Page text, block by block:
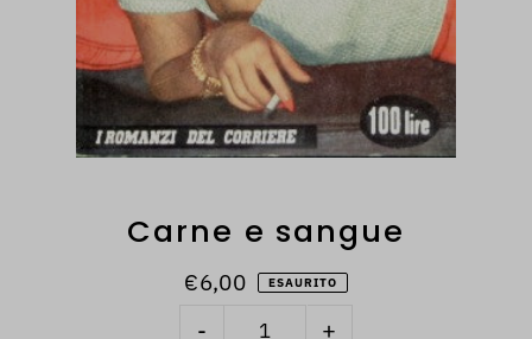
Carne e sangue
€6,00 ESAURITO
- +